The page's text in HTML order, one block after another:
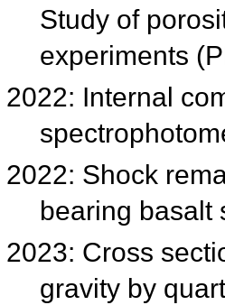
Study of
experiments
2022: Internal
2022: Shock
bearing
2023: Cross
gravity by